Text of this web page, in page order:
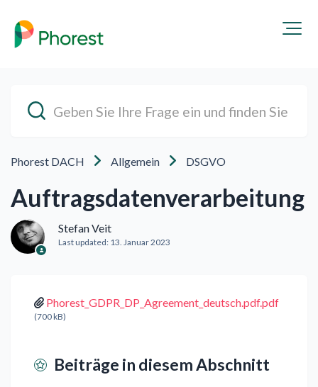
Phorest DACH Allgemein DSGVO
Auftragsdatenverarbeitung
Stefan Veit
Last updated: 13. Januar 2023
Phorest_GDPR_DP_Agreement_deutsch.pdf.pdf
(700 kB)
Beiträge in diesem Abschnitt